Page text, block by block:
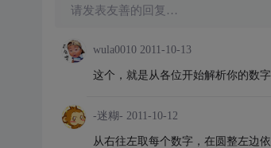
请发表友善的回复…
wula0010 2011-10-13
这个，就是从各位开始解析你的数
-迷糊- 2011-10-12
从右往左取每个数字，在圆整左边